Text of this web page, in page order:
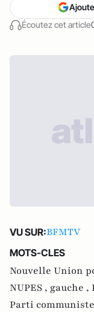
Écoutez cet article
VU SUR:BFMTV
MOTS-CLES
Nouvelle Union
NUPES , gauche ,
Parti